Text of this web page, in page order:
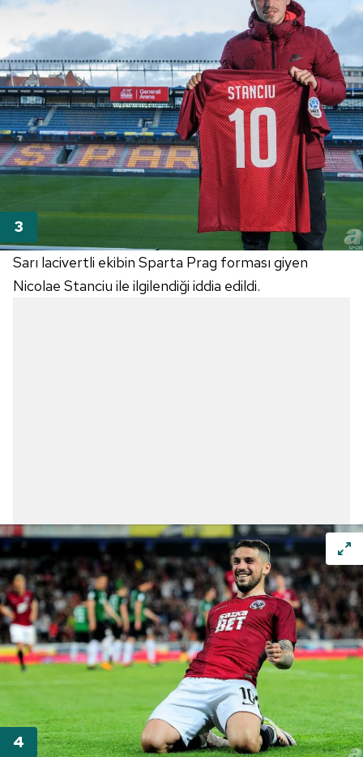
Sarı lacivertli ekibin Sparta Prag forması giyen
Nicolae Stanciu ile ilgilendiği iddia edildi.